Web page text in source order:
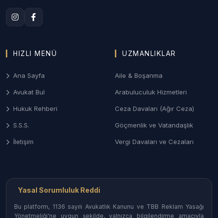
davalarında Aksaray Aile Mahkemeleri nezdinde
profesyonel yönetim.
savcılık ifade işlemleri, tutukluluğa itiraz ve ağır
Tarım arazilerinin miras yoluyla paylaşımı,
kamulaştırma davaları, tapu iptal ve tescil işlemleri
Aksaray İlçelerinde Avukat Arama
Aksaray’ın her noktasındaki uzman hukukçulara
HIZLI MENÜ
Ana Sayfa
Avukat Bul
Hukuk Rehberi
S.S.S.
İletişim
UZMANLIKLAR
Aile & Boşanma
Arabuluculuk Hizmetleri
Ceza Davaları (Ağır Ceza)
Göçmenlik ve Vatandaşlık
Vergi Davaları ve Cezaları
Yasal Sorumluluk Reddi
Bu platform, 1136 sayılı Avukatlık Kanunu ve TBB Reklam Yasağı
Yönetmeliği'ne uygun şekilde, yalnızca bilgilendirme amacıyla